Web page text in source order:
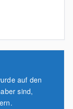
auf den
sind,